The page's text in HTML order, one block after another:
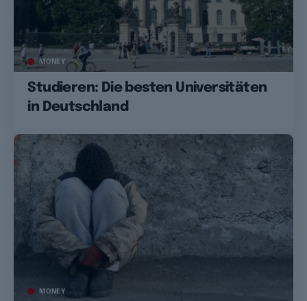
MONEY
Studieren: Die besten Universitäten
in Deutschland
MONEY